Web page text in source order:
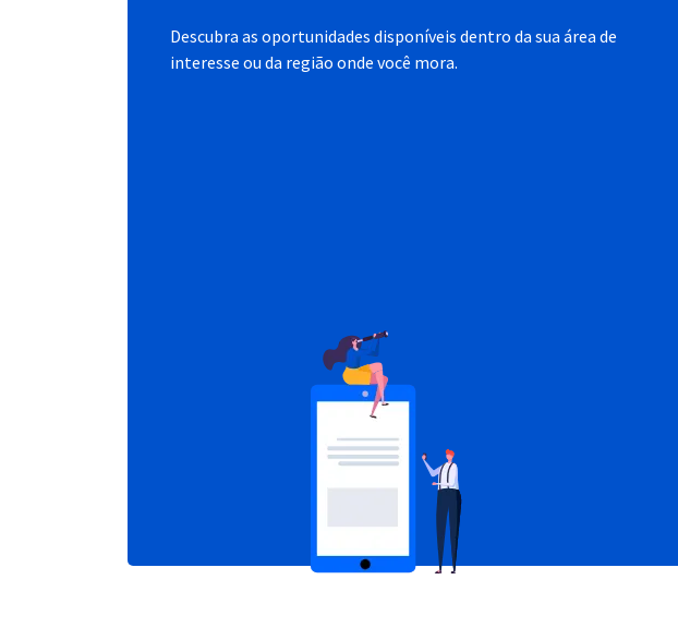
Descubra as oportunidades disponíveis dentro da sua área de
interesse ou da região onde você mora.